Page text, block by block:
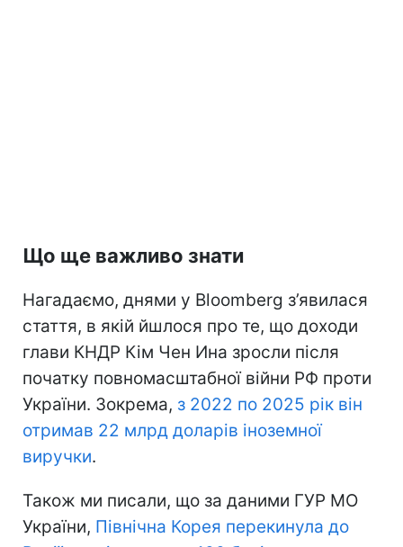
Що ще важливо знати
Нагадаємо, днями у Bloomberg з’явилася
стаття, в якій йшлося про те, що доходи
глави КНДР Кім Чен Ина зросли після
початку повномасштабної війни РФ проти
України. Зокрема, з 2022 по 2025 рік він
отримав 22 млрд доларів іноземної
виручки.
Також ми писали, що за даними ГУР МО
України, Північна Корея перекинула до